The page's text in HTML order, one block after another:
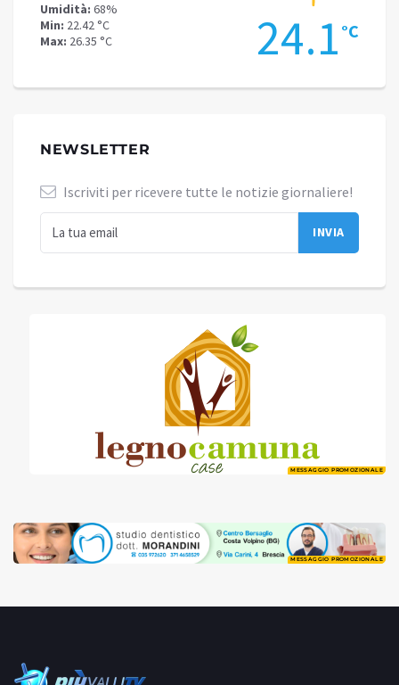
Umidità: 62%
Min: 19.05 °C
Max: 21.11 °C 19.4 °C
NEWSLETTER
Iscriviti per ricevere tutte le notizie giornaliere!
MESSAGGIO PROMOZIONALE
MESSAGGIO PROMOZIONALE